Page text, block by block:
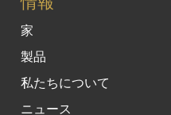
家
製品
私たちについて
ニュース